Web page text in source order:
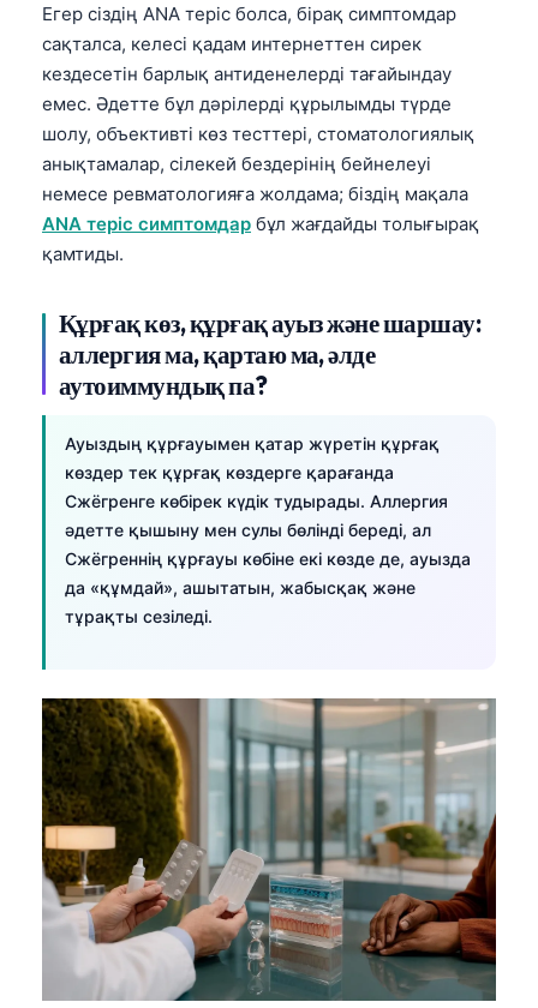
Егер сіздің ANA теріс болса, бірақ симптомдар
сақталса, келесі қадам интернеттен сирек
кездесетін барлық антиденелерді тағайындау
емес. Әдетте бұл дәрілерді құрылымды түрде
шолу, объективті көз тесттері, стоматологиялық
анықтамалар, сілекей бездерінің бейнелеуі
немесе ревматологияға жолдама; біздің мақала
ANA теріс симптомдар бұл жағдайды толығырақ
қамтиды.
Құрғақ көз, құрғақ ауыз және шаршау:
аллергия ма, қартаю ма, әлде
аутоиммундық па?
Ауыздың құрғауымен қатар жүретін құрғақ
көздер тек құрғақ көздерге қарағанда
Сжёгренге көбірек күдік тудырады. Аллергия
әдетте қышыну мен сулы бөлінді береді, ал
Сжёгреннің құрғауы көбіне екі көзде де, ауызда
да «құмдай», ашытатын, жабысқақ және
тұрақты сезіледі.
Tiếng Việt
Tagalog
ไทย
ဗမာစာ
ភាសាខ្មែរ
Kiswahili
አማርኛ
Українська
Català
Suomi
Hrvatski
Slovenčina
كوردی‎
سنڌي
සිංහල
অসমীয়া
Latviešu valoda
Македонски јазик
Euskara
Gàidhlig
Occitan
العربية المغربية